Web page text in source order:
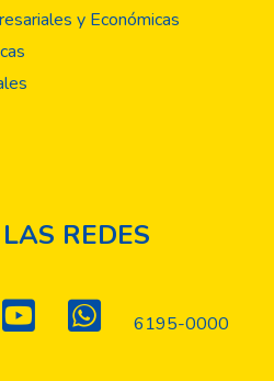
y Económicas
REDES
6195-0000